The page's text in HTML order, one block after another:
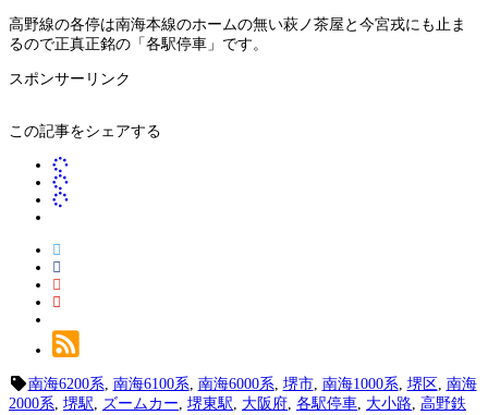
高野線の各停は南海本線のホームの無い萩ノ茶屋と今宮戎にも止ま
るので正真正銘の「各駅停車」です。
スポンサーリンク
この記事をシェアする
南海6200系, 南海6100系, 南海6000系, 堺市, 南海1000系, 堺区 , 南海
2000系, 堺駅, ズームカー, 堺東駅, 大阪府, 各駅停車, 大小路, 高野鉄